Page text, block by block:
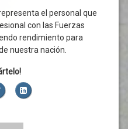
el personal que
con las Fuerzas
rendimiento para
nuestra nación.
LinkedIn